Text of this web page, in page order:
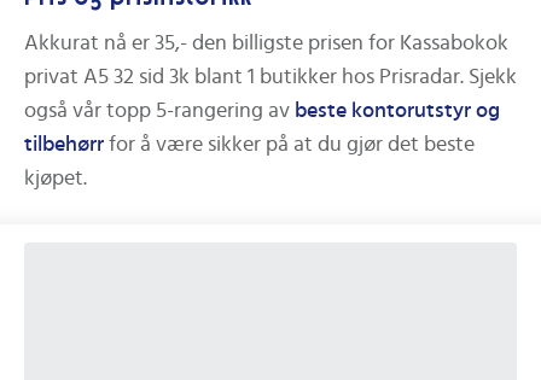
Akkurat nå er 35,- den billigste prisen for Kassabokok
privat A5 32 sid 3k blant 1 butikker hos Prisradar. Sjekk
også vår topp 5-rangering av beste kontorutstyr og
tilbehørr for å være sikker på at du gjør det beste
kjøpet.